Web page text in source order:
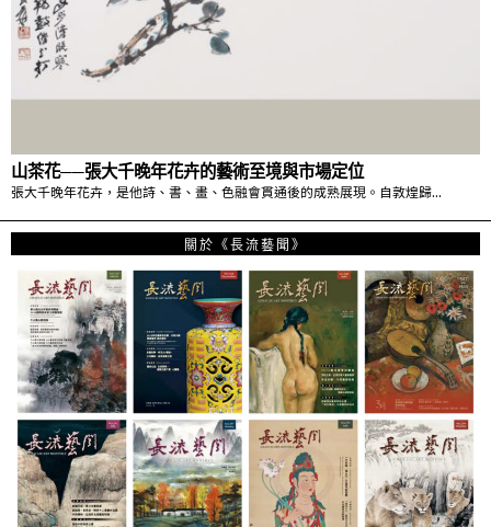
山茶花──張大千晚年花卉的藝術至境與市場定位
張大千晚年花卉，是他詩、書、畫、色融會貫通後的成熟展現。自敦煌歸…
關於《長流藝聞》